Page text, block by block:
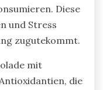
Diese
und Stress
zugutekommt.
mit
die